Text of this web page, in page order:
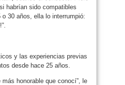
habrían sido compatibles
30 años, ella lo interrumpió:
y las experiencias previas
desde hace 25 años.
más honorable que conocí”, le